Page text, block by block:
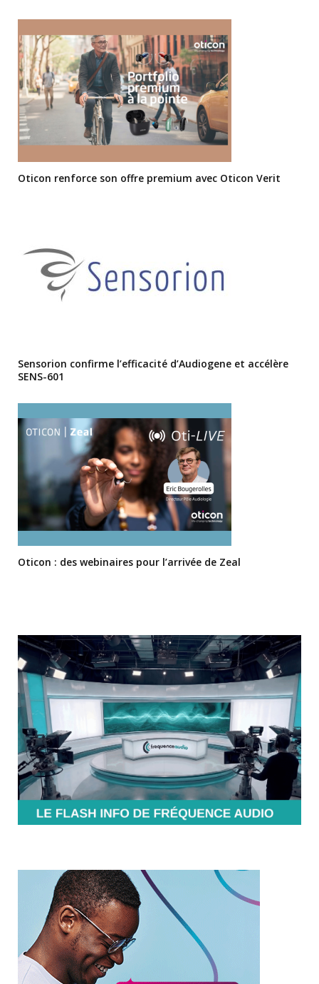
Oticon renforce son offre premium avec Oticon Verit
Sensorion confirme l’efficacité d’Audiogene et accélère
SENS-601
Oticon : des webinaires pour l’arrivée de Zeal